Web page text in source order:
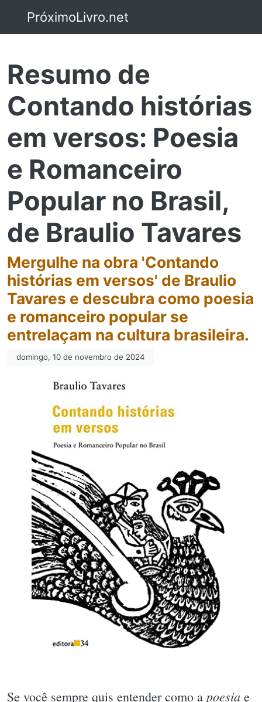
PróximoLivro.net
Resumo de
Contando histórias
em versos: Poesia
e Romanceiro
Popular no Brasil,
de Braulio Tavares
Mergulhe na obra 'Contando
histórias em versos' de Braulio
Tavares e descubra como poesia
e romanceiro popular se
entrelaçam na cultura brasileira.
domingo, 10 de novembro de 2024
Se você sempre quis entender como a poesia e